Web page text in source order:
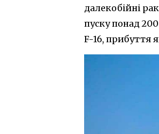
далекобійні
пуску понад
F-16, прибуття